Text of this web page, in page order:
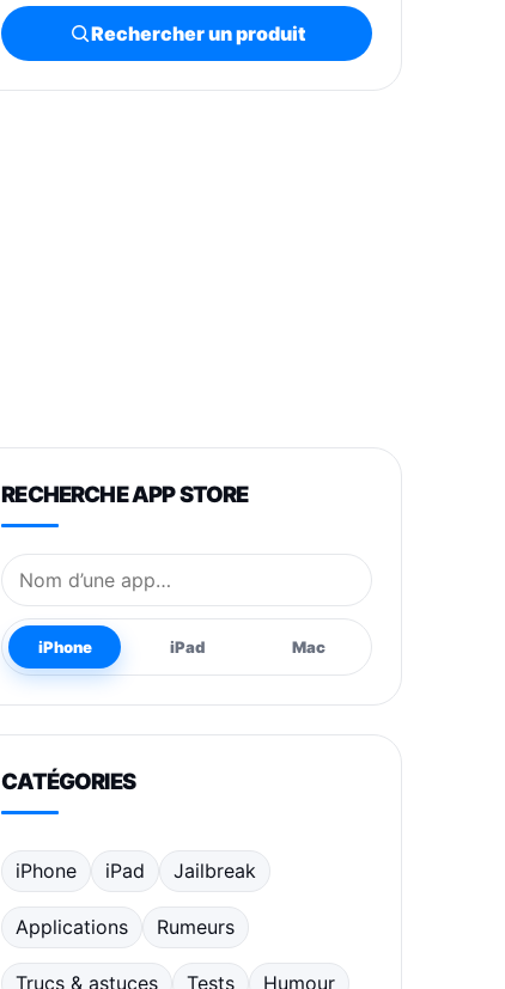
Rechercher un produit
RECHERCHE APP STORE
Nom de l’application
iPhone iPad Mac
CATÉGORIES
iPhone iPad Jailbreak
Applications Rumeurs
Trucs & astuces Tests Humour